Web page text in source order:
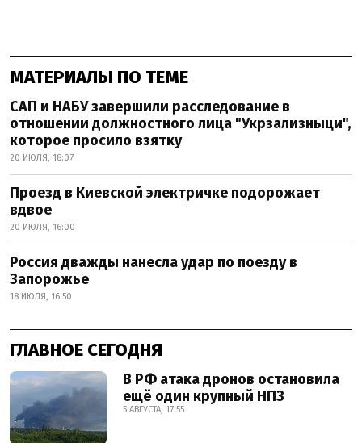
МАТЕРИАЛЫ ПО ТЕМЕ
САП и НАБУ завершили расследование в
отношении должностного лица "Укрзализныци",
которое просило взятку
20 ИЮЛЯ, 18:07
Проезд в Киевской электричке подорожает
вдвое
20 ИЮЛЯ, 16:00
Россия дважды нанесла удар по поезду в
Запорожье
18 ИЮЛЯ, 16:50
ГЛАВНОЕ СЕГОДНЯ
В РФ атака дронов остановила
ещё один крупный НПЗ
5 АВГУСТА, 17:55